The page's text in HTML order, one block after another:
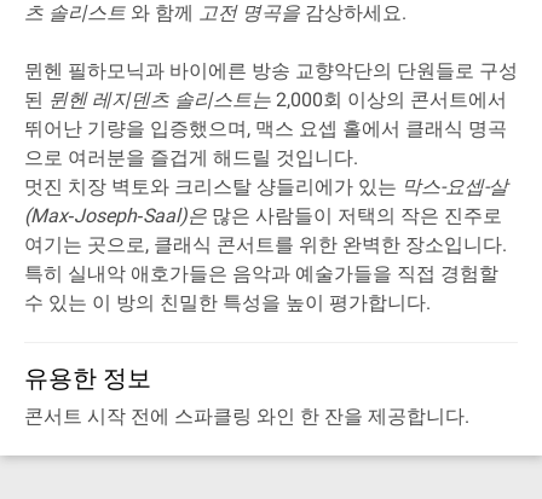
츠 솔리스트 와 함께 고전 명곡을 감상하세요.
뮌헨 필하모닉과 바이에른 방송 교향악단의 단원들로 구성
된 뮌헨 레지덴츠 솔리스트는 2,000회 이상의 콘서트에서
뛰어난 기량을 입증했으며, 맥스 요셉 홀에서 클래식 명곡
으로 여러분을 즐겁게 해드릴 것입니다.
멋진 치장 벽토와 크리스탈 샹들리에가 있는 막스-요셉-살
(Max‐Joseph‐Saal)은 많은 사람들이 저택의 작은 진주로
여기는 곳으로, 클래식 콘서트를 위한 완벽한 장소입니다.
특히 실내악 애호가들은 음악과 예술가들을 직접 경험할
수 있는 이 방의 친밀한 특성을 높이 평가합니다.
유용한 정보
콘서트 시작 전에 스파클링 와인 한 잔을 제공합니다.